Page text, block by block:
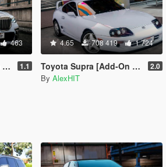
463
1.1
4.65 708 419 1 724
Toyota Supra [Add-On | Stock / Tuning] 2.0
By AlexHIT